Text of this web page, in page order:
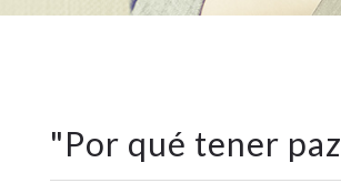
"Por qué tener paz